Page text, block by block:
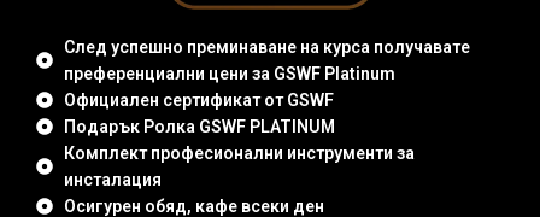
След успешно преминаване на курса получавате
преференциални цени за GSWF Platinum
Официален сертификат от GSWF
Подарък Ролка GSWF PLATINUM
Комплект професионални инструменти за
инсталация
Осигурен обяд, кафе всеки ден